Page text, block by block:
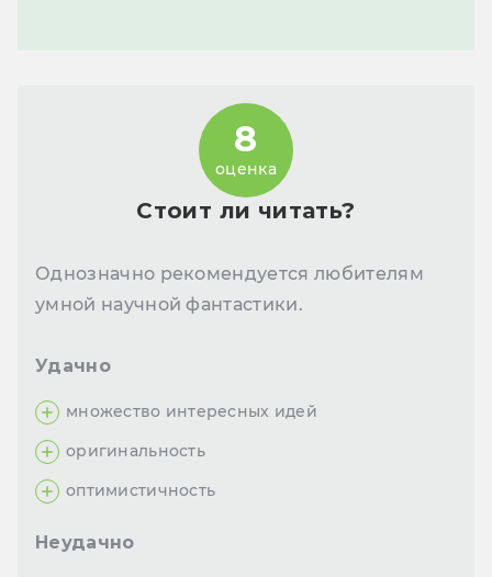
Стоит ли читать?
8
оценка
Однозначно рекомендуется любителям
умной научной фантастики.
Удачно
множество интересных идей
оригинальность
оптимистичность
Неудачно